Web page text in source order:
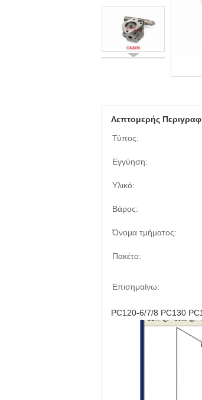
Λεπτομερής
Τύπος:
Εγγύηση:
Υλικό:
Βάρος:
Όνομα τμήματος:
Πακέτο:
Επισημαίνω:
PC120-6/7/8 PC130